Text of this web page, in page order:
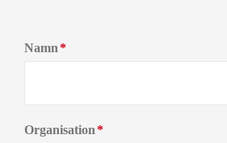
Namn*
Organisation*